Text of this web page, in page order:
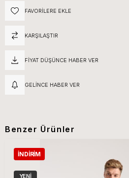
FAVORILERE EKLE
KARŞILAŞTIR
FIYAT DÜŞÜNCE HABER VER
GELINCE HABER VER
Benzer Ürünler
İNDIRIM
YENI